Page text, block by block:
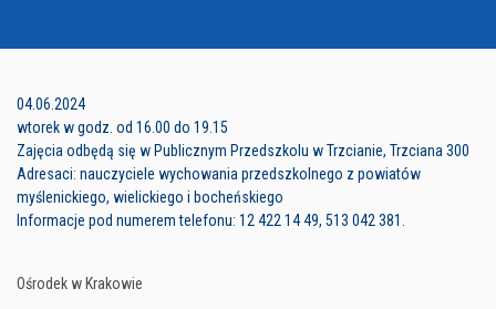
04.06.2024
wtorek w godz. od 16.00 do 19.15
Zajęcia odbędą się w Publicznym Przedszkolu w Trzcianie, Trzciana 300
Adresaci: nauczyciele wychowania przedszkolnego z powiatów
myślenickiego, wielickiego i bocheńskiego
Informacje pod numerem telefonu: 12 422 14 49, 513 042 381.
Ośrodek w Krakowie